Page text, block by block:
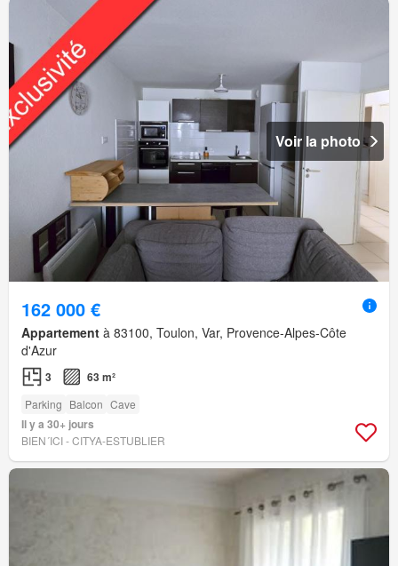
Voir la photo
162 000 €
Appartement à 83100, Toulon, Var, Provence-Alpes-Côte
d'Azur
3 63 m²
Parking Balcon Cave
Il y a 30+ jours
BIEN´ICI - CITYA-ESTUBLIER